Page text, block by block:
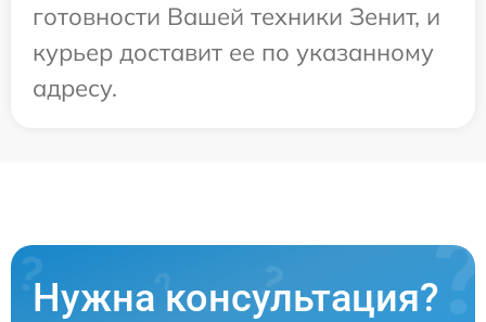
готовности Вашей техники Зенит, и
курьер доставит ее по указанному
адресу.
Нужна консультация?